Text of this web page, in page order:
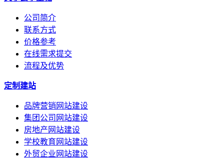
公司简介
联系方式
价格参考
在线需求提交
流程及优势
定制建站
品牌营销网站建设
集团公司网站建设
房地产网站建设
学校教育网站建设
外贸企业网站建设